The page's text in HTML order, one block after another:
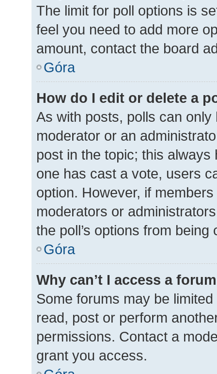
The limit for poll options is
feel you need to add more
amount, contact the board
Góra
How do I edit or delete a
As with posts, polls can
moderator or an
post in the topic; this
one has cast a vote, users
option. However, if
moderators or
the poll’s options from
Góra
Why can’t I access a
Some forums may be
read, post or perform
permissions. Contact a
grant you access.